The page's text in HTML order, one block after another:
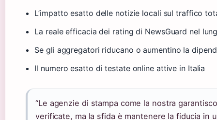
L’impatto esatto delle notizie locali sul traffico
La reale efficacia dei rating di NewsGuard nel
Se gli aggregatori riducano o aumentino la
Il numero esatto di testate online attive in Italia
“Le agenzie di stampa come la nostra
verificate, ma la sfida è mantenere la fiducia in